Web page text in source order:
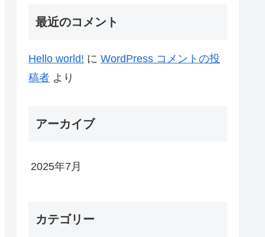
最近のコメント
Hello world! に WordPress コメントの投
稿者 より
アーカイブ
2025年7月
カテゴリー